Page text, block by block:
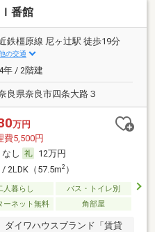
番館
鉄橿原線 尼ヶ辻駅 徒歩19分
の交通
年 / 2階建
良県奈良市四条大路３
万円
費5,500円
なし
12万円
/ 2LDK（57.5m2）
人暮らし
バス・トイレ別
ーネット無料 角部屋
ダイワハウスブランド「賃貸